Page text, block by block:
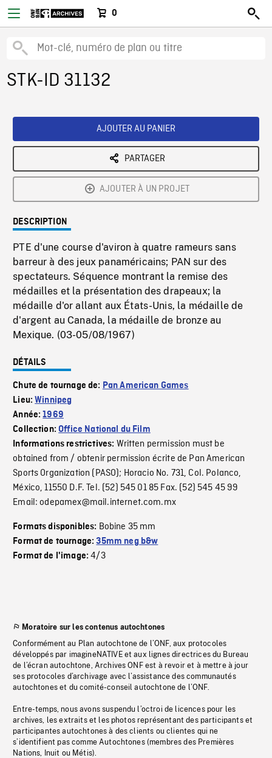
0
STK-ID 31132
AJOUTER AU PANIER
PARTAGER
AJOUTER À UN PROJET
DESCRIPTION
PTE d'une course d'aviron à quatre rameurs sans
barreur à des jeux panaméricains; PAN sur des
spectateurs. Séquence montrant la remise des
médailles et la présentation des drapeaux; la
médaille d'or allant aux États-Unis, la médaille de
d'argent au Canada, la médaille de bronze au
Mexique. (03-05/08/1967)
DÉTAILS
Chute de tournage de: Pan American Games
Lieu:Winnipeg
Année:1969
Collection:Office National du Film
Informations restrictives: Written permission must be
obtained from / obtenir permission écrite de Pan American
Sports Organization (PASO); Horacio No. 731, Col. Polanco,
México, 11550 D.F. Tel. (52) 545 01 85 Fax. (52) 545 45 99
Email: odepamex@mail.internet.com.mx
Formats disponibles: Bobine 35 mm
Format de tournage:35mm neg b&w
Format de l'image:4/3
Moratoire sur les contenus autochtones
Conformément au Plan autochtone de l’ONF, aux protocoles
développés par imagineNATIVE et aux lignes directrices du Bureau
de l’écran autochtone, Archives ONF est à revoir et à mettre à jour
ses protocoles d’archivage avec l’assistance des communautés
autochtones et du comité-conseil autochtone de l’ONF.
Entre-temps, nous avons suspendu l’octroi de licences pour les
archives, les extraits et les photos représentant des participants et
participantes autochtones à des clients ou clientes qui ne
s’identifient pas comme Autochtones (membres des Premières
Nations, Inuit ou Métis).